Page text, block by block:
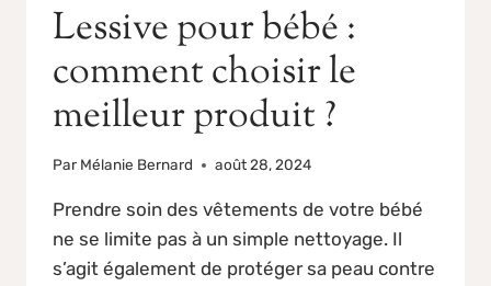
Lessive pour bébé :
comment choisir le
meilleur produit ?
Par Mélanie Bernard août 28, 2024
Prendre soin des vêtements de votre bébé
ne se limite pas à un simple nettoyage. Il
s’agit également de protéger sa peau contre